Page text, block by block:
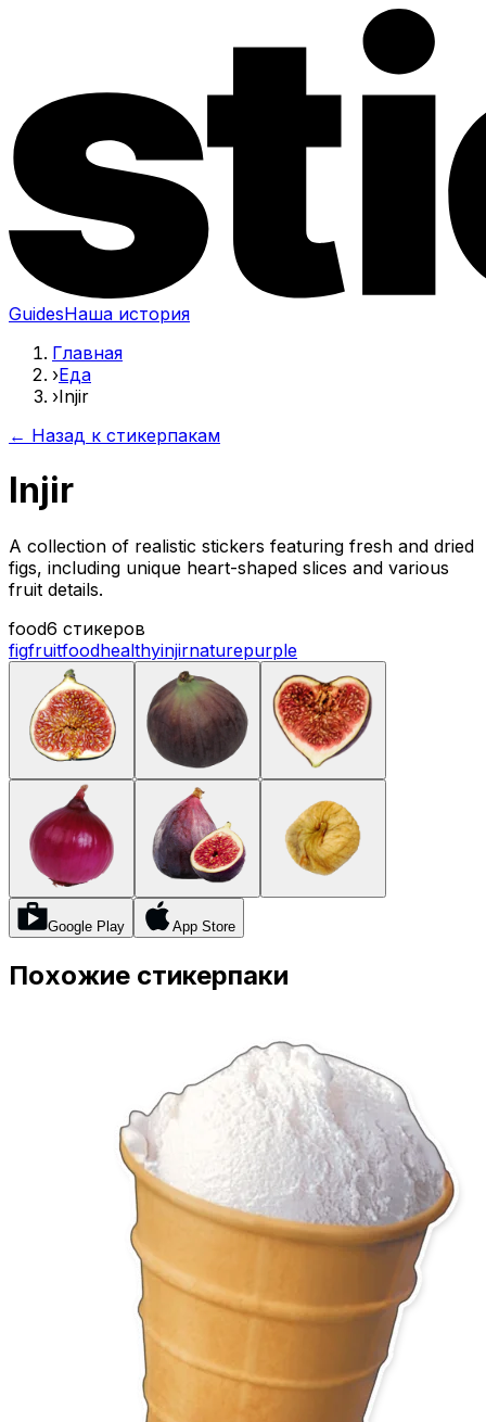
GuidesНаша история
Главная
›Еда
›Injir
← Назад к стикерпакам
Injir
A collection of realistic stickers featuring fresh and dried
figs, including unique heart-shaped slices and various
fruit details.
food6 стикеров
figfruitfoodhealthyinjirnaturepurple
Google Play App Store
Похожие стикерпаки